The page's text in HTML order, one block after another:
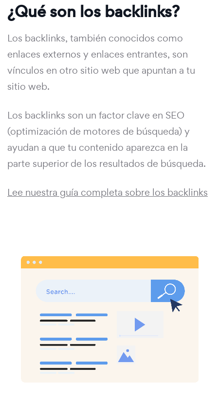
¿Qué son los backlinks?
Los backlinks, también conocidos como
enlaces externos y enlaces entrantes, son
vínculos en otro sitio web que apuntan a tu
sitio web.
Los backlinks son un factor clave en SEO
(optimización de motores de búsqueda) y
ayudan a que tu contenido aparezca en la
parte superior de los resultados de búsqueda.
Lee nuestra guía completa sobre los backlinks